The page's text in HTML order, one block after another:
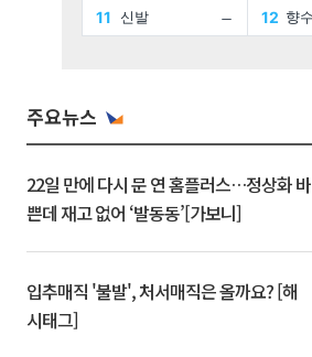
주요뉴스
22일 만에 다시 문 연 홈플러스…정상화 바
쁜데 재고 없어 ‘발동동’[가보니]
입추매직 '불발', 처서매직은 올까요? [해
시태그]